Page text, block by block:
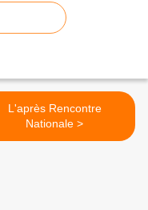
L'après Rencontre
Nationale >